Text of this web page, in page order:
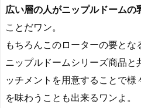
広い層の人がニップルドームの
ことだワン。
もちろんこのローターの要と
ニップルドームシリーズ商品と
ッチメントを用意することで
を味わうことも出来るワンよ。